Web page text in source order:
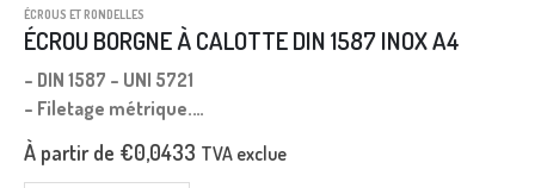
ÉCROUS ET RONDELLES
ÉCROU BORGNE À CALOTTE DIN 1587 INOX A4
– DIN 1587 – UNI 5721
– Filetage métrique.
– Pas gros.
À partir de €0,0433 TVA exclue